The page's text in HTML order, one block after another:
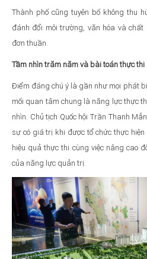
Thành phố cũng tuyên bố không thu
đánh đổi môi trường, văn hóa và
đơn thuần.
Tầm nhìn trăm năm và bài toán thực thi
Điểm đáng chú ý là gần như mọi phát
mối quan tâm chung là năng lực thực
nhìn. Chủ tịch Quốc hội Trần Thanh
sự có giá trị khi được tổ chức thực
hiệu quả thực thi cùng việc nâng cao
của năng lực quản trị.